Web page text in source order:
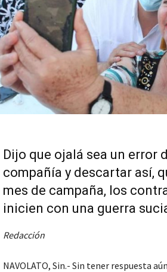
Dijo que ojalá sea un error
compañía y descartar así,
mes de campaña, los
inicien con una guerra
Redacción
NAVOLATO, Sin.- Sin tener respuesta